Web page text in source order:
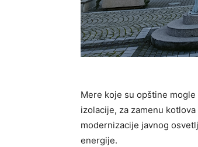
Mere koje su opštine
izolacije, za zamenu
modernizacije javnog
energije.